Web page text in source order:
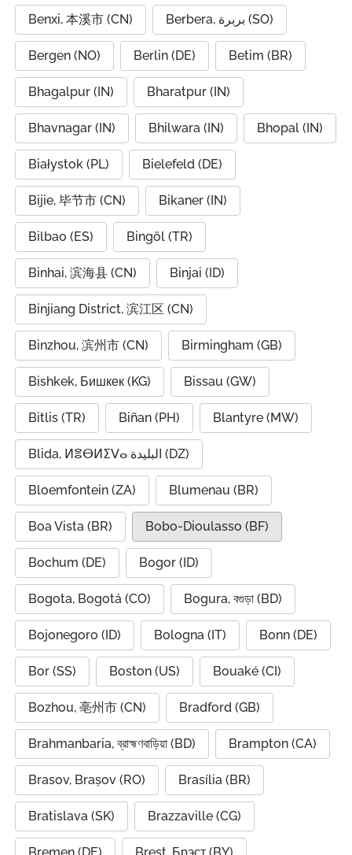
Benxi, 本溪市 (CN) Berbera, بربرة (SO)
Bergen (NO) Berlin (DE) Betim (BR)
Bhagalpur (IN) Bharatpur (IN)
Bhavnagar (IN) Bhilwara (IN) Bhopal (IN)
Białystok (PL) Bielefeld (DE)
Bijie, 毕节市 (CN) Bikaner (IN)
Bilbao (ES) Bingöl (TR)
Binhai, 滨海县 (CN) Binjai (ID)
Binjiang District, 滨江区 (CN)
Binzhou, 滨州市 (CN) Birmingham (GB)
Bishkek, Бишкек (KG) Bissau (GW)
Bitlis (TR) Biñan (PH) Blantyre (MW)
Blida, ⵍⴻⴱⵍⵉⴸⴰ البليدة (DZ)
Bloemfontein (ZA) Blumenau (BR)
Boa Vista (BR) Bobo-Dioulasso (BF)
Bochum (DE) Bogor (ID)
Bogota, Bogotá (CO) Bogura, বগুড়া (BD)
Bojonegoro (ID) Bologna (IT) Bonn (DE)
Bor (SS) Boston (US) Bouaké (CI)
Bozhou, 亳州市 (CN) Bradford (GB)
Brahmanbaria, ব্রাহ্মণবাড়িয়া (BD) Brampton (CA)
Brasov, Brașov (RO) Brasília (BR)
Bratislava (SK) Brazzaville (CG)